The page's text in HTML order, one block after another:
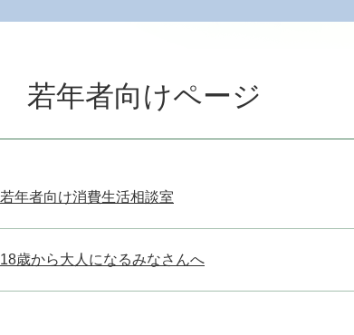
若年者向けページ
若年者向け消費生活相談室
18歳から大人になるみなさんへ